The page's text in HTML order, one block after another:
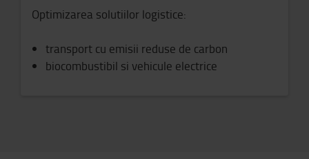
Optimizarea solutiilor logistice:
transport cu emisii reduse de carbon
biocombustibil si vehicule electrice